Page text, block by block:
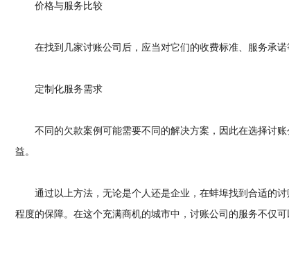
价格与服务比较
在找到几家讨账公司后，应当对它们的收费标准、服务承诺
定制化服务需求
不同的欠款案例可能需要不同的解决方案，因此在选择讨账
益。
通过以上方法，无论是个人还是企业，在蚌埠找到合适的讨
程度的保障。在这个充满商机的城市中，讨账公司的服务不仅